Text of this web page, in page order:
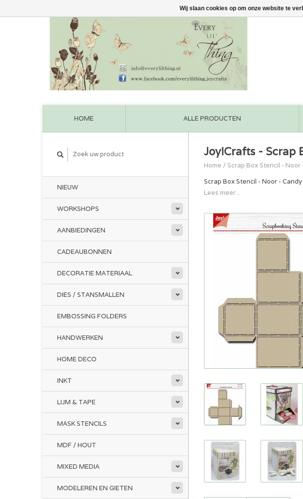
HOME ALLE PRODUCTEN
NIEUW
WORKSHOPS
AANBIEDINGEN
CADEAUBONNEN
DECORATIE MATERIAAL
DIES / STANSMALLEN
EMBOSSING FOLDERS
HANDWERKEN
HOME DECO
INKT
LIJM & TAPE
MASK STENCILS
MDF / HOUT
MIXED MEDIA
MODELEREN EN GIETEN
Joy!Crafts - Scrap
Home / Scrap Box Stencil -
Scrap Box Stencil - Noor -
Lees meer...
Wij slaan cookies op om onze website te